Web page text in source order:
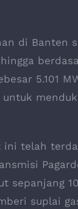
di Banten
5.101
ini telah
sepanjang
suplai